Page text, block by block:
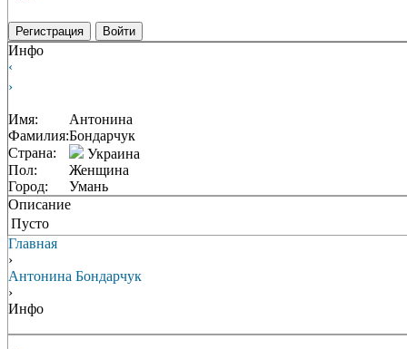
Регистрация Войти
Инфо
‹
›
Имя:
Антонина
Фамилия:Бондарчук
Страна:
Украина
Пол:
Женщина
Город:
Умань
Описание
Пусто
Главная
›
Антонина Бондарчук
›
Инфо